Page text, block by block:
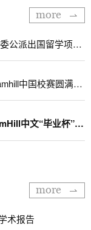
more
WilliamHill中文2名研究生获批 国家留学基金委公派出国留学项目资助
第十二届全国大学生物理实验创新竞赛 williamhill中国校赛圆满举行
青春逐梦燃热血 薪火相传赴新程 ——WilliamHill中文“毕业杯”篮球赛圆满落幕
more
术报告